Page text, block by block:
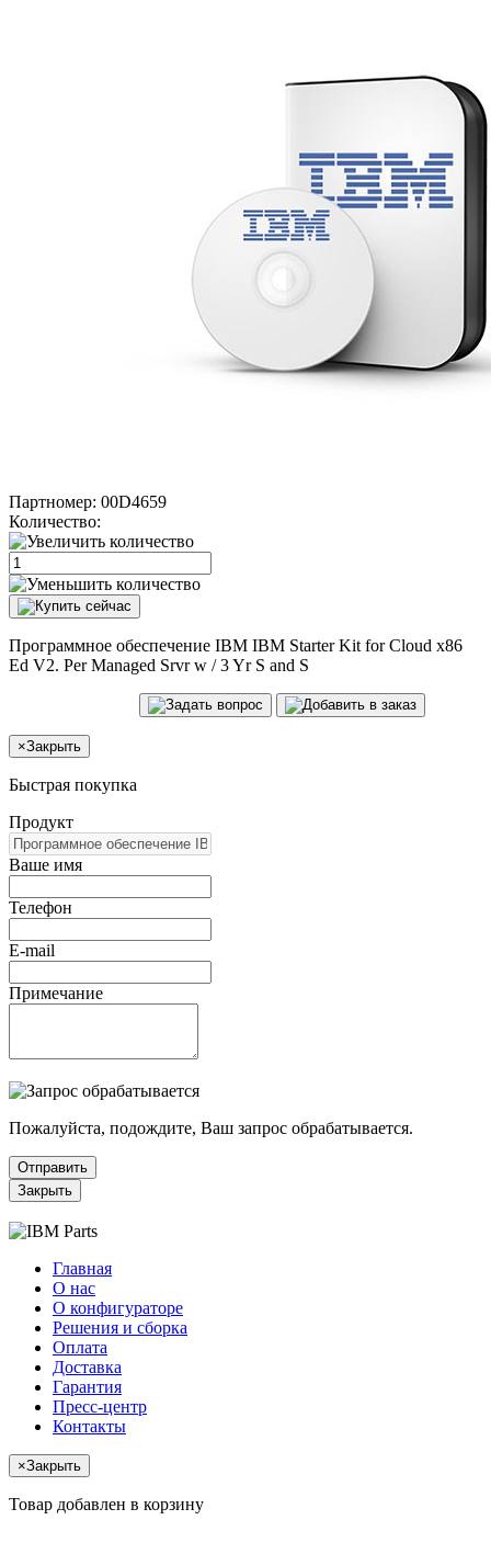
Партномер: 00D4659
Количество:
Программное обеспечение IBM IBM Starter Kit for Cloud x86
Ed V2. Per Managed Srvr w / 3 Yr S and S
×Закрыть
Быстрая покупка
Продукт
Ваше имя
Телефон
E-mail
Примечание
Пожалуйста, подождите, Ваш запрос обрабатывается.
Отправить
Закрыть
Главная
О нас
О конфигураторе
Решения и сборка
Оплата
Доставка
Гарантия
Пресс-центр
Контакты
×Закрыть
Товар добавлен в корзину